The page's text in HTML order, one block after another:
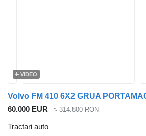
VIDEO
Volvo FM 410 6X2 GRUA
60.000 EUR
≈ 314.800 RON
Tractari auto